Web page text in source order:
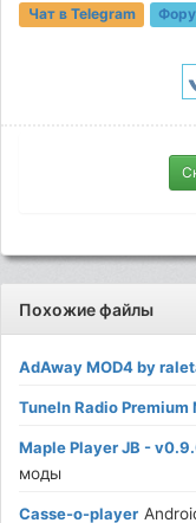
Чат в Telegram
Похожие файлы
AdAway MOD4 by
TuneIn Radio
Maple Player JB -
моды
Casse-o-player